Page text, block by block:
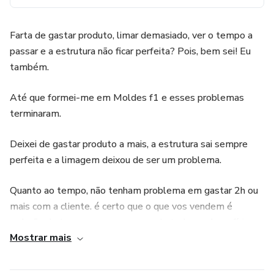
Farta de gastar produto, limar demasiado, ver o tempo a
passar e a estrutura não ficar perfeita? Pois, bem sei! Eu
também.
Até que formei-me em Moldes f1 e esses problemas
terminaram.
Deixei de gastar produto a mais, a estrutura sai sempre
perfeita e a limagem deixou de ser um problema.
Quanto ao tempo, não tenham problema em gastar 2h ou
mais com a cliente. é certo que o que vos vendem é
mencionados, para mim não é o tempo o principal.
A meu ver, o tempo é algo subjetivo! Eu posso ser muito
Mostrar mais